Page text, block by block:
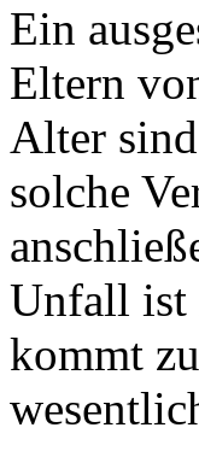
Ein
Eltern
Alter
solche
Unfall ist
kommt